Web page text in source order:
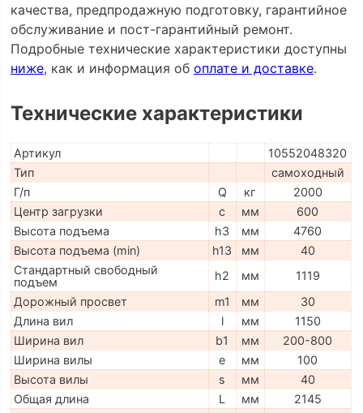
качества, предпродажную подготовку, гарантийное
обслуживание и пост-гарантийный ремонт.
Подробные технические характеристики доступны
ниже, как и информация об оплате и доставке.
Технические характеристики
Артикул
10552048320
Тип
самоходный
Г/п
Q кг
2000
Центр загрузки
c мм
600
Высота подъема
h3 мм
4760
Высота подъема (min)
h13 мм
40
Стандартный свободный
подъем
h2 мм
1119
Дорожный просвет
m1 мм
30
Длина вил
l мм
1150
Ширина вил
b1 мм
200-800
Ширина вилы
e мм
100
Высота вилы
s мм
40
Общая длина
L мм
2145